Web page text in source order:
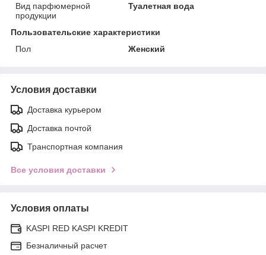
Вид парфюмерной
продукции
Туалетная вода
Пользовательские характеристики
Пол
Женский
Условия доставки
Доставка курьером
Доставка почтой
Транспортная компания
Все условия доставки
Условия оплаты
KASPI RED KASPI KREDIT
Безналичный расчет